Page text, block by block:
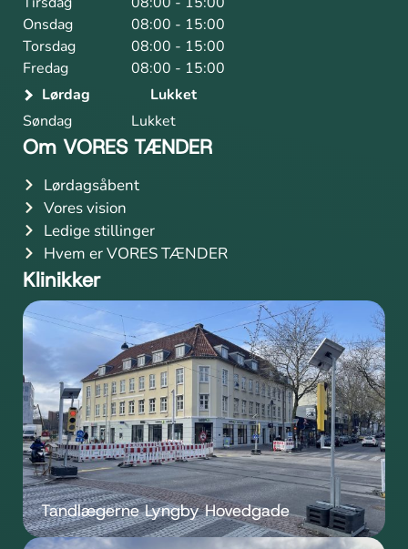
Onsdag
08:00 - 15:00
Torsdag
08:00 - 15:00
Fredag
08:00 - 15:00
Lørdag
Lukket
Søndag
Lukket
Om VORES TÆNDER
Lørdagsåbent
Vores vision
Ledige stillinger
Hvem er VORES TÆNDER
Klinikker
Tandlægerne Lyngby Hovedgade